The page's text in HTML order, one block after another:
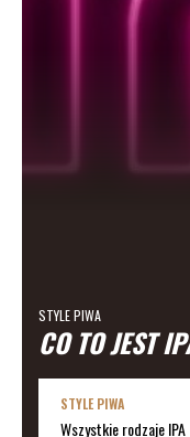
STYLE PIWA
CO TO JEST
STYLE PIWA
Wszystkie rodzaje IPA